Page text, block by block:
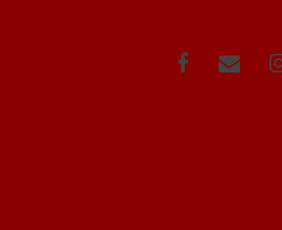
FacebookCorreo